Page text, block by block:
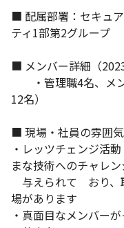
新しい技術へのチャレン
■ 配属部署：セキュ
ティ1部第2グループ
■ メンバー詳細（
・管理職4名、メン
12名）
■ 現場・社員の雰囲気
・レッツチェンジ活
まな技術へのチャレ
与えられて　おり、
場があります
・真面目なメンバー